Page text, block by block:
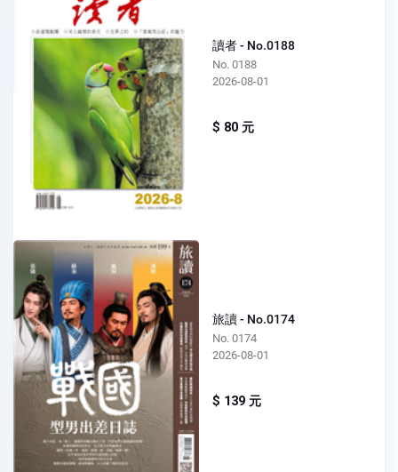
讀者 - No.0188
No. 0188
2026-08-01
$ 80 元
旅讀 - No.0174
No. 0174
2026-08-01
$ 139 元